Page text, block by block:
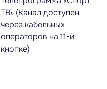
ТВ» (Канал доступен
через кабельных
операторов на 11-й
кнопке)